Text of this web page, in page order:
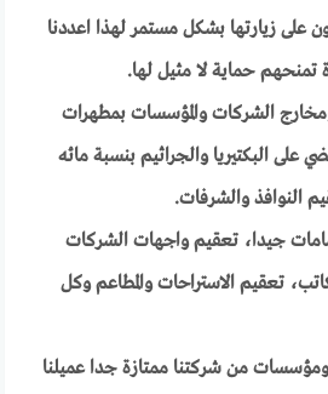
على زيارتها بشكل مستمر لهذا اعددنا
تمنحهم حماية لا مثيل لها.
الشركات والمؤسسات بمطهرات
على البكتيريا والجراثيم بنسبة مائه
النوافذ والشرفات.
جيدا، تعقيم واجهات الشركات
تعقيم الاستراحات والمطاعم وكل
من شركتنا ممتازة جدا عميلنا